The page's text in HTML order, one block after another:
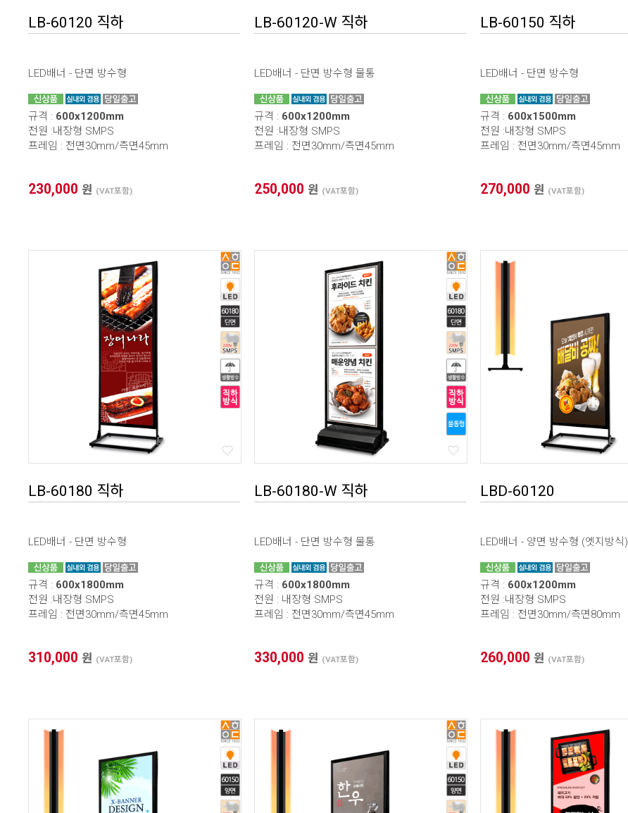
* 본 이미지는 프레임 사이즈 계산을 위한 샘플 이미지입니다.
* 가로(W) X 세로(H) / 기재 사이즈 단위 mm 프레임 사이즈 자동 계산
1. 프레임 전면폭 선택
3. 이미지 출력 사이즈
4. 보이는 화면 사이즈
LB-60120 직하
LED배너 - 단면 방수형
규격 : 600x1200mm
전원 :내장형 SMPS
프레임 : 전면30mm/측면45mm
230,000 원 (VAT포함)
LB-60120-W 직하
LED배너 - 단면 방수형 물통
규격 : 600x1200mm
전원 :내장형 SMPS
프레임 : 전면30mm/측면45mm
250,000 원 (VAT포함)
LB-60150 직하
LED배너 - 단면 방수형
규격 : 600x1500mm
전원 :내장형 SMPS
프레임 : 전면30mm/측면45mm
270,000 원 (VAT포함)
LB-60180 직하
LED배너 - 단면 방수형
규격 : 600x1800mm
전원 :내장형 SMPS
프레임 : 전면30mm/측면45mm
310,000 원 (VAT포함)
LB-60180-W 직하
LED배너 - 단면 방수형 물통
규격 : 600x1800mm
전원 : 내장형 SMPS
프레임 : 전면30mm/측면45mm
330,000 원 (VAT포함)
LBD-60120
LED배너 - 양면 방수형 (엣지방식)
규격 : 600x1200mm
전원 :내장형 SMPS
프레임 : 전면30mm/측면80mm
260,000 원 (VAT포함)